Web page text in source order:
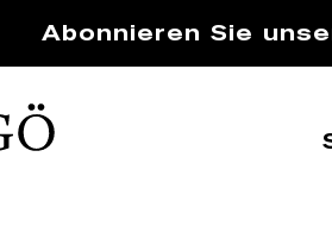
Abonnieren Sie